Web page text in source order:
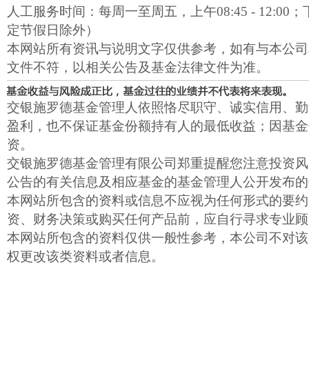
人工服务时间：每周一至周五，上午08:45 - 12:00；
定节假日除外）
本网站所有资讯与说明文字仅供参考，如有与本公
文件不符，以相关公告及基金法律文件为准。
交银施罗德基金管理人依照恪尽职守、诚实信用、
盈利，也不保证基金份额持有人的最低收益；因基
资。
交银施罗德基金管理有限公司郑重提醒您注意投资
公告的有关信息及相应基金的基金管理人公开发布
本网站所包含的资料或信息不应视为任何形式的要
资、财务决策或购买任何产品前，应自行寻求专业
本网站所包含的资料仅供一般性参考，本公司不对
权更改该类资料或者信息。